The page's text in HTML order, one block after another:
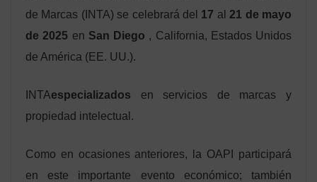
de Marcas (INTA) se celebrará del 17 al21 de mayo
de 2025 en San Diego , California, Estados Unidos
de América (EE. UU.).
INTAespecializados en servicios de marcas y
propiedad intelectual.
Como en ocasiones anteriores, la OAPI participará
en este importante evento económico; también